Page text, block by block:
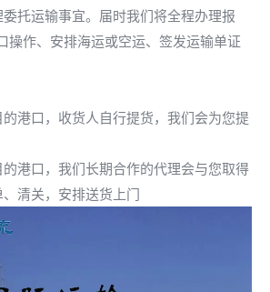
托运输事宜。届时我们将全程办理报
操作、安排海运或空运、签发运输单证
港口，收货人自行提货，我们会为您提
港口，我们长期合作的代理会与您取得
清关，安排送货上门